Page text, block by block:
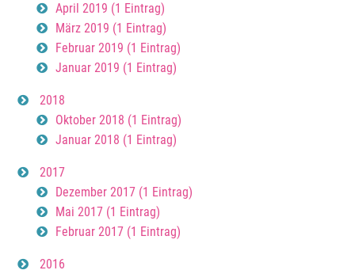
April 2019 (1 Eintrag)
März 2019 (1 Eintrag)
Februar 2019 (1 Eintrag)
Januar 2019 (1 Eintrag)
2018
Oktober 2018 (1 Eintrag)
Januar 2018 (1 Eintrag)
2017
Dezember 2017 (1 Eintrag)
Mai 2017 (1 Eintrag)
Februar 2017 (1 Eintrag)
2016